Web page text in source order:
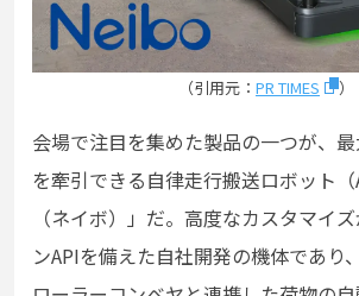
（引用元： PR TIMES ）
会場で注目を集めた製品の一つが、
を牽引できる自律走行搬送ロボット
（ネイボ）」だ。高度なカスタマイ
ンAPIを備えた自社開発の機体であり